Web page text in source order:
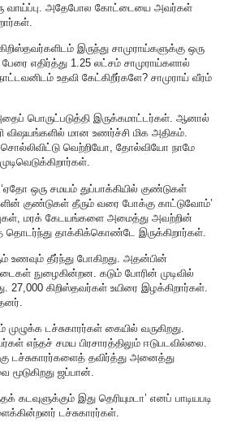
வாய்ப்பு. அதேபோல கோட்டையை அவர்கள்
இருந்து சாமுராய்களுக்கு ஒரு
பேரை எதிர்த்து 1.25 லட்சம் சாமுராய்களால்
உதவி கேட்கிறீர்களே? சாமுராய் வீரம்
பொருட்படுத்தி இருக்கமாட்டர்கள். ஆனால்
விஷயங்களில் மான உணர்ச்சி மிக அதிகம்.
வெற்றியோ, தோல்வியோ நாமே
ஒரு சமயம் துப்பாக்கியில் குண்டுகள்
குண்டுகள் தீரும் வரை போக்கு காட்டுவோம்’
மரக் கேடயங்களை அமைத்து அவற்றின்
தொடர்ந்து தாக்கிக்கொண்டே இருக்கிறார்கள்.
உணவும் தீர்ந்து போகிறது. அதன்பின்
நுழைகின்றன. கடும் போரின் முடிவில்
கிறிஸ்தவர்கள் உயிரை இழக்கிறார்கள்.
டச்சுகாரர்கள் கையில் வருகிறது.
எந்தச் சமய பிரசாரத்திலும் ஈடுபடவில்லை.
டச்சுகாரர்களைத் தவிர்த்து அனைத்து
மூடுகிறது ஜப்பான்.
கடவுளுக்கும் இது தெரியுமடா’ எனப் பாடியபடி
டச்சுகாரர்கள்.